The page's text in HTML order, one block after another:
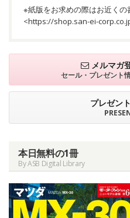
※紙版をお求めの際はお近く
<https://shop.san-ei-
メルマガ
セール・プレゼント
プレゼン
本日無料の1冊
By ASB Digital Library